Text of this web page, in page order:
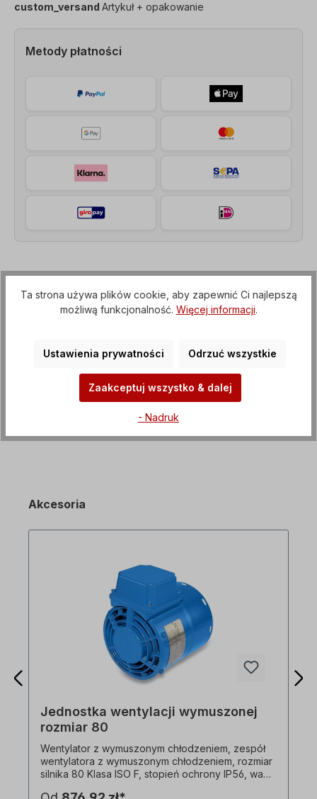
custom_versand Artykuł + opakowanie
Metody płatności
Motoreduktor walcowy (przekładnia z kołnierzem
Pliki do pobrania
Akcesoria
Jednostka wentylacji wymuszonej
rozmiar 80
Wentylator z wymuszonym chłodzeniem, zespół
wentylatora z wymuszonym chłodzeniem, rozmiar
silnika 80 Klasa ISO F, stopień ochrony IP56, waga
Ta strona używa plików cookie, aby zapewnić Ci najlepszą
możliwą funkcjonalność. Więcej informacji.
Ustawienia prywatności Odrzuć wszystkie
Zaakceptuj wszystko & dalej
- Nadruk